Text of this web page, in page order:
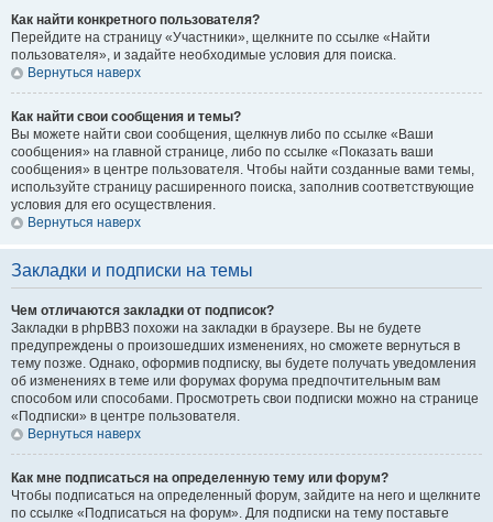
Как найти конкретного пользователя?
Перейдите на страницу «Участники», щелкните по ссылке «Найти
пользователя», и задайте необходимые условия для поиска.
Вернуться наверх
Как найти свои сообщения и темы?
Вы можете найти свои сообщения, щелкнув либо по ссылке «Ваши
сообщения» на главной странице, либо по ссылке «Показать ваши
сообщения» в центре пользователя. Чтобы найти созданные вами темы,
используйте страницу расширенного поиска, заполнив соответствующие
условия для его осуществления.
Вернуться наверх
Закладки и подписки на темы
Чем отличаются закладки от подписок?
Закладки в phpBB3 похожи на закладки в браузере. Вы не будете
предупреждены о произошедших изменениях, но сможете вернуться в
тему позже. Однако, оформив подписку, вы будете получать уведомления
об изменениях в теме или форумах форума предпочтительным вам
способом или способами. Просмотреть свои подписки можно на странице
«Подписки» в центре пользователя.
Вернуться наверх
Как мне подписаться на определенную тему или форум?
Чтобы подписаться на определенный форум, зайдите на него и щелкните
по ссылке «Подписаться на форум». Для подписки на тему поставьте